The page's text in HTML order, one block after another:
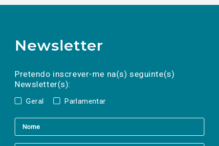
Newsletter
Pretendo inscrever-me na(s) seguinte(s)
Newsletter(s):
Geral Parlamentar
a(s) newsletter(s).
mail